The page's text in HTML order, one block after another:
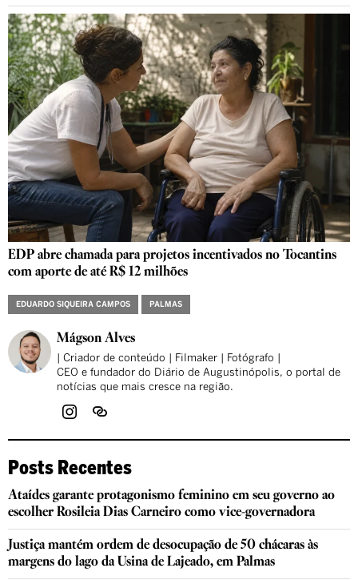
EDP abre chamada para projetos incentivados no Tocantins
com aporte de até R$ 12 milhões
EDUARDO SIQUEIRA CAMPOS PALMAS
Mágson Alves
| Criador de conteúdo | Filmaker | Fotógrafo |
CEO e fundador do Diário de Augustinópolis, o portal de
notícias que mais cresce na região.
Posts Recentes
Ataídes garante protagonismo feminino em seu governo ao
escolher Rosileia Dias Carneiro como vice-governadora
Justiça mantém ordem de desocupação de 50 chácaras às
margens do lago da Usina de Lajeado, em Palmas